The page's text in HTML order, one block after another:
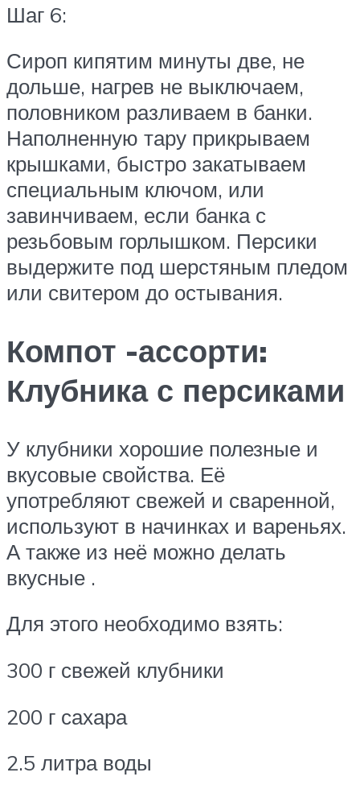
Шаг 6:
Сироп кипятим минуты две, не
дольше, нагрев не выключаем,
половником разливаем в банки.
Наполненную тару прикрываем
крышками, быстро закатываем
специальным ключом, или
завинчиваем, если банка с
резьбовым горлышком. Персики
выдержите под шерстяным пледом
или свитером до остывания.
Компот -ассорти:
Клубника с персиками
У клубники хорошие полезные и
вкусовые свойства. Её
употребляют свежей и сваренной,
используют в начинках и вареньях.
А также из неё можно делать
вкусные .
Для этого необходимо взять:
300 г свежей клубники
200 г сахара
2.5 литра воды